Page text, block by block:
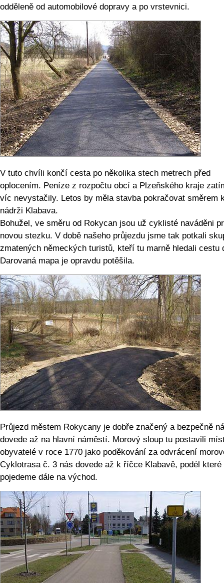
odděleně od automobilové dopravy a po vrstevnici.
V tuto chvíli končí cesta po několika stech metrech před
oplocením. Peníze z rozpočtu obcí a Plzeňského kraje
víc nevystačily. Letos by měla stavba pokračovat směrem
nádrži Klabava.
Bohužel, ve směru od Rokycan jsou už cyklisté naváděni
novou stezku. V době našeho průjezdu jsme tak potkali
zmatených německých turistů, kteří tu marně hledali cestu
Darovaná mapa je opravdu potěšila.
Průjezd městem Rokycany je dobře značený a bezpečně
dovede až na hlavní náměstí. Morový sloup tu postavili
obyvatelé v roce 1770 jako poděkování za odvrácení
Cyklotrasa č. 3 nás dovede až k říčce Klabavě, podél které
pojedeme dále na východ.